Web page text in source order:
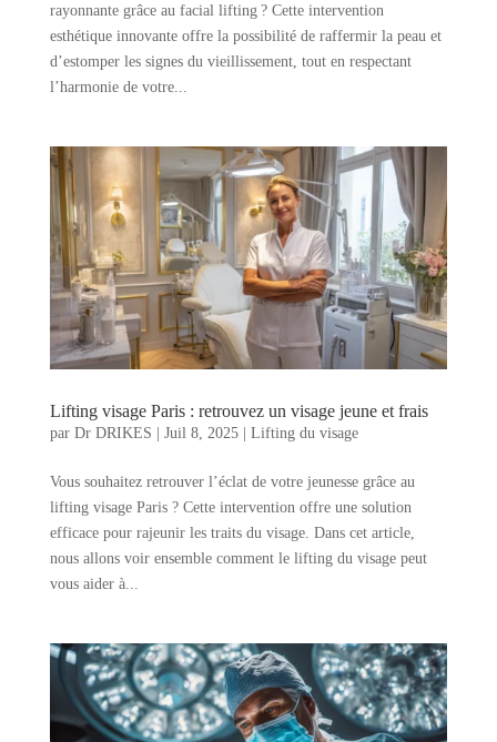
rayonnante grâce au facial lifting ? Cette intervention
esthétique innovante offre la possibilité de raffermir la peau et
d’estomper les signes du vieillissement, tout en respectant
l’harmonie de votre...
Lifting visage Paris : retrouvez un visage jeune et frais
par Dr DRIKES | Juil 8, 2025| Lifting du visage
Vous souhaitez retrouver l’éclat de votre jeunesse grâce au
lifting visage Paris ? Cette intervention offre une solution
efficace pour rajeunir les traits du visage. Dans cet article,
nous allons voir ensemble comment le lifting du visage peut
vous aider à...